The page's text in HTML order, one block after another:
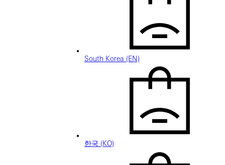
South Korea (EN)
한국 (KO)